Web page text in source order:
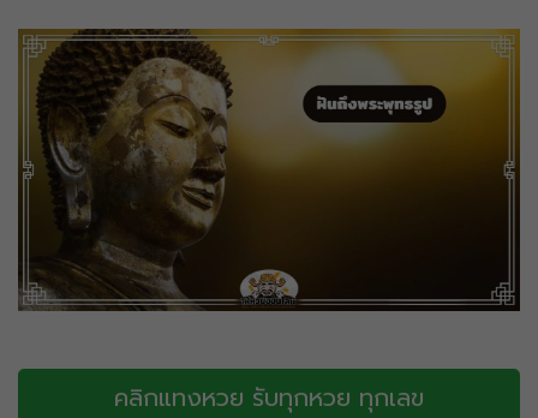
คลิกแทงหวย รับทุกหวย ทุกเลข